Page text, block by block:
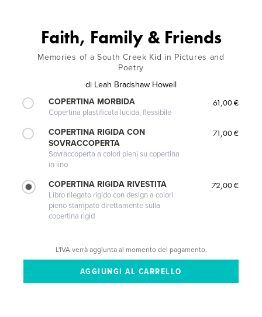
Faith, Family & Friends
Memories of a South Creek Kid in Pictures and
Poetry
di Leah Bradshaw Howell
COPERTINA MORBIDA
Copertina plastificata lucida, flessibile
61,00 €
COPERTINA RIGIDA CON
SOVRACCOPERTA
Sovraccoperta a colori pieni su copertina
in lino
71,00 €
COPERTINA RIGIDA RIVESTITA
Libro rilegato rigido con design a colori
pieno stampato direttamente sulla
copertina rigid
72,00 €
L'IVA verrà aggiunta al momento del pagamento.